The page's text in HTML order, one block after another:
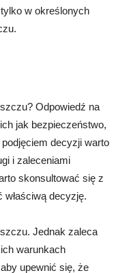
w określonych
Odpowiedź na
jak bezpieczeństwo,
decyzji warto
i zaleceniami
skonsultować się z
właściwą decyzję.
Jednak zaleca
warunkach
upewnić się, że